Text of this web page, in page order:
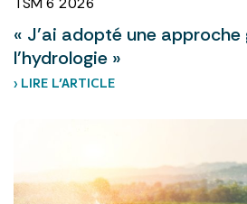
« J’ai adopté une approche
l’hydrologie »
› LIRE L’ARTICLE